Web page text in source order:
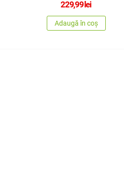
229,99lei
Adaugă în coș